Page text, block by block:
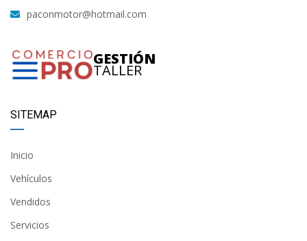
paconmotor@hotmail.com
GESTIÓN
TALLER
SITEMAP
Inicio
Vehículos
Vendidos
Servicios